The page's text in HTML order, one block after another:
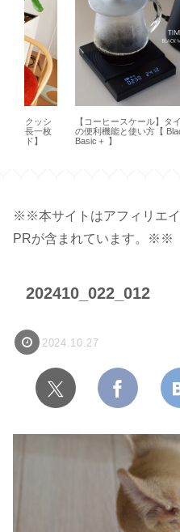
【コーヒースケール】タイムモア
の便利機能と使い方【 Black Mirror
Basic＋ 】
※※本サイトはアフィリエイ
PRが含まれています。※※
202410_022_012
2024.10.27